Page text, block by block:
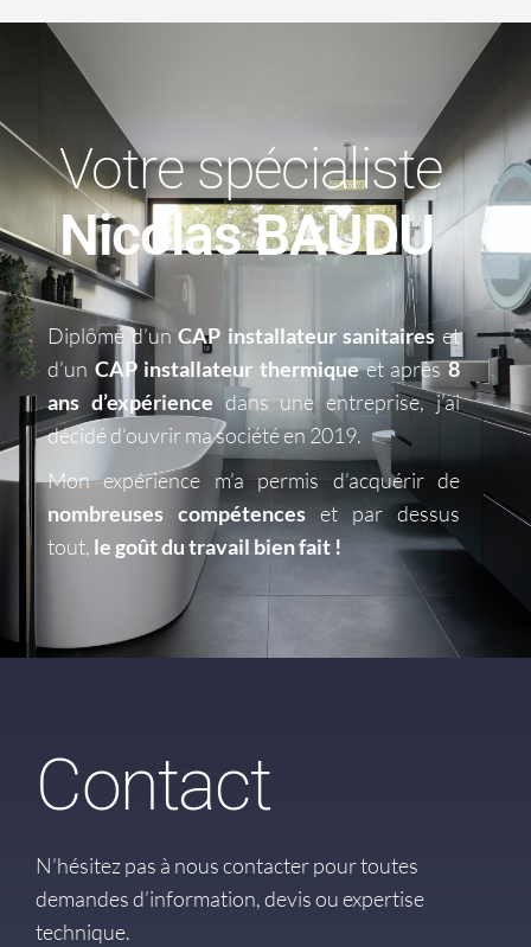
Votre spécialiste
Nicolas BAUDU
Diplômé d’unCAP installateur sanitaires et
d’un CAP installateur thermiqueet après8
ans d’expérience dans une entreprise, j’ai
décidé d’ouvrir ma société en 2019.
Mon expérience m’a permis d’acquérir de
nombreuses compétences et par dessus
tout, le goût du travail bien fait !
Contact
N’hésitez pas à nous contacter pour toutes
demandes d’information, devis ou expertise
technique.